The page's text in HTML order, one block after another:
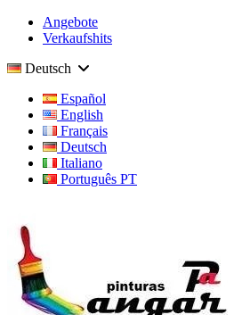
Angebote
Verkaufshits
Deutsch
Español
English
Français
Deutsch
Italiano
Português PT